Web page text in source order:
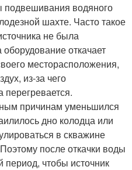
водяного
шахте. Часто такое
не была
откачает
месторасположения,
из-за чего
перегревается.
причинам уменьшился
дно колодца или
в скважине
после откачки воды
чтобы источник